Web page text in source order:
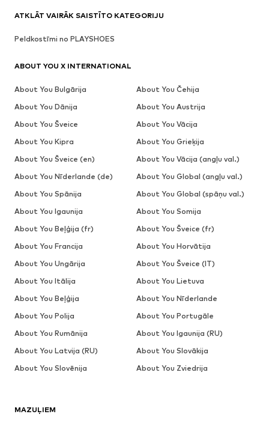
MAZUĻIEM
ATKLĀT VAIRĀK SAISTĪTO KATEGORIJU
Peldkostīmi no PLAYSHOES
ABOUT YOU X INTERNATIONAL
About You Bulgārija
About You Čehija
About You Dānija
About You Austrija
About You Šveice
About You Vācija
About You Kipra
About You Grieķija
About You Šveice (en)
About You Vācija (angļu val.)
About You Nīderlande (de)
About You Global (angļu val.)
About You Spānija
About You Global (spāņu val.)
About You Igaunija
About You Somija
About You Beļģija (fr)
About You Šveice (fr)
About You Francija
About You Horvātija
About You Ungārija
About You Šveice (IT)
About You Itālija
About You Lietuva
About You Beļģija
About You Nīderlande
About You Polija
About You Portugāle
About You Rumānija
About You Igaunija (RU)
About You Latvija (RU)
About You Slovākija
About You Slovēnija
About You Zviedrija